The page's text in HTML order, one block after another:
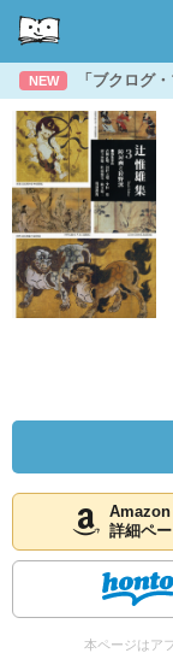
NEW 「ブクログ
Amazon
詳細ペ
本ページはア